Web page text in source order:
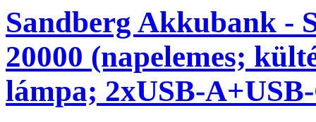
Sandberg Akkubank -
20000 (napelemes;
lámpa; 2xUSB-